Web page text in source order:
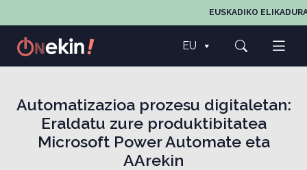
EUSKADIKO
EU
Automatizazioa prozesu digitaletan:
Eraldatu zure produktibitatea
Microsoft Power Automate eta
AArekin